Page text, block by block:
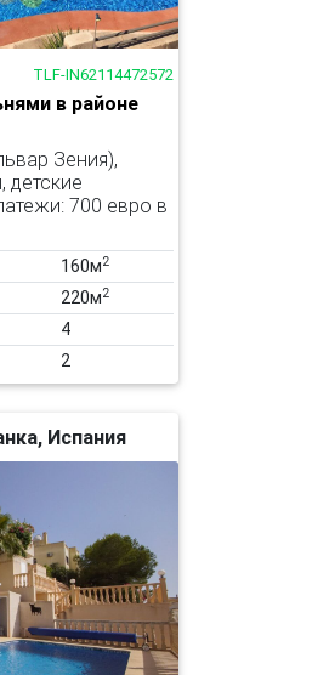
TLF-IN62114472572
в районе
Зения),
детские
700 евро в
160м2
220м2
4
2
Испания